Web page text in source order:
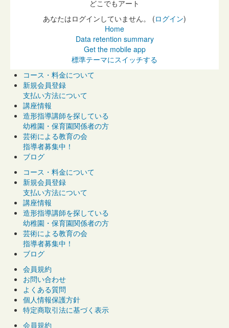
どこでもアート
あなたはログインしていません。 (ログイン)
Home
Data retention summary
Get the mobile app
標準テーマにスイッチする
コース・料金について
新規会員登録
支払い方法について
講座情報
造形指導講師を探している
幼稚園・保育園関係者の方
芸術による教育の会
指導者募集中！
ブログ
コース・料金について
新規会員登録
支払い方法について
講座情報
造形指導講師を探している
幼稚園・保育園関係者の方
芸術による教育の会
指導者募集中！
ブログ
会員規約
お問い合わせ
よくある質問
個人情報保護方針
特定商取引法に基づく表示
会員規約